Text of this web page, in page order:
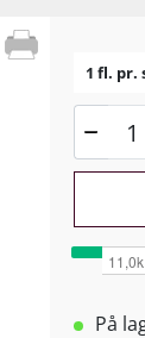
1 fl. pr.
På